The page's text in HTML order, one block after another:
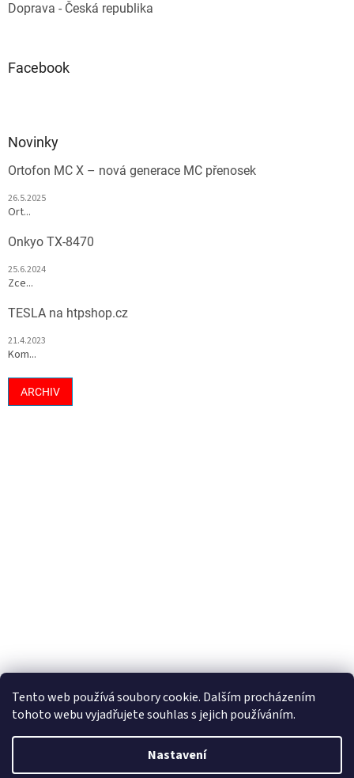
Tento web používá soubory cookie. Dalším procházením
tohoto webu vyjadřujete souhlas s jejich používáním.
Nastavení
Doprava - Česká republika
Facebook
Novinky
Ortofon MC X – nová generace MC přenosek
26.5.2025
Ort...
Onkyo TX-8470
25.6.2024
Zce...
TESLA na htpshop.cz
21.4.2023
Kom...
ARCHIV